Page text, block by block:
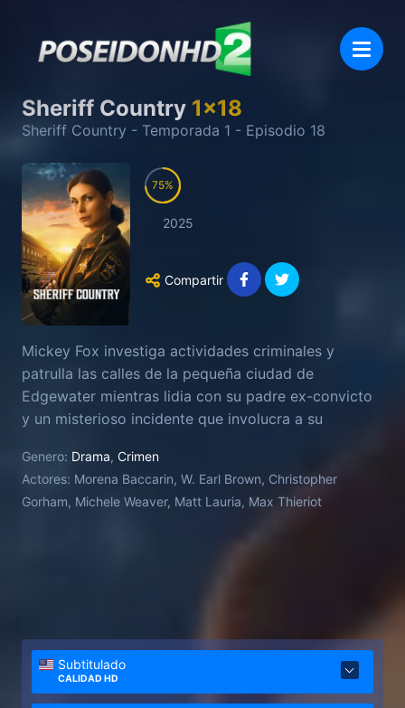
Sheriff Country 1x18
Sheriff Country - Temporada 1 - Episodio 18
75
2025
Compartir
Mickey Fox investiga actividades criminales y
patrulla las calles de la pequeña ciudad de
Edgewater mientras lidia con su padre ex-convicto
y un misterioso incidente que involucra a su
Genero: Drama, Crimen
Actores: Morena Baccarin, W. Earl Brown, Christopher
Gorham, Michele Weaver, Matt Lauria, Max Thieriot
Subtitulado
CALIDAD HD